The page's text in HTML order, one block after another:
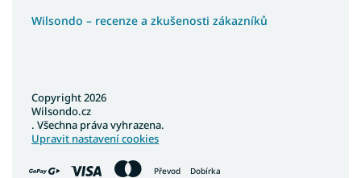
Wilsondo – recenze a zkušenosti zákazníků
Převod Dobírka
Copyright 2026
Wilsondo.cz
. Všechna práva vyhrazena.
Upravit nastavení cookies